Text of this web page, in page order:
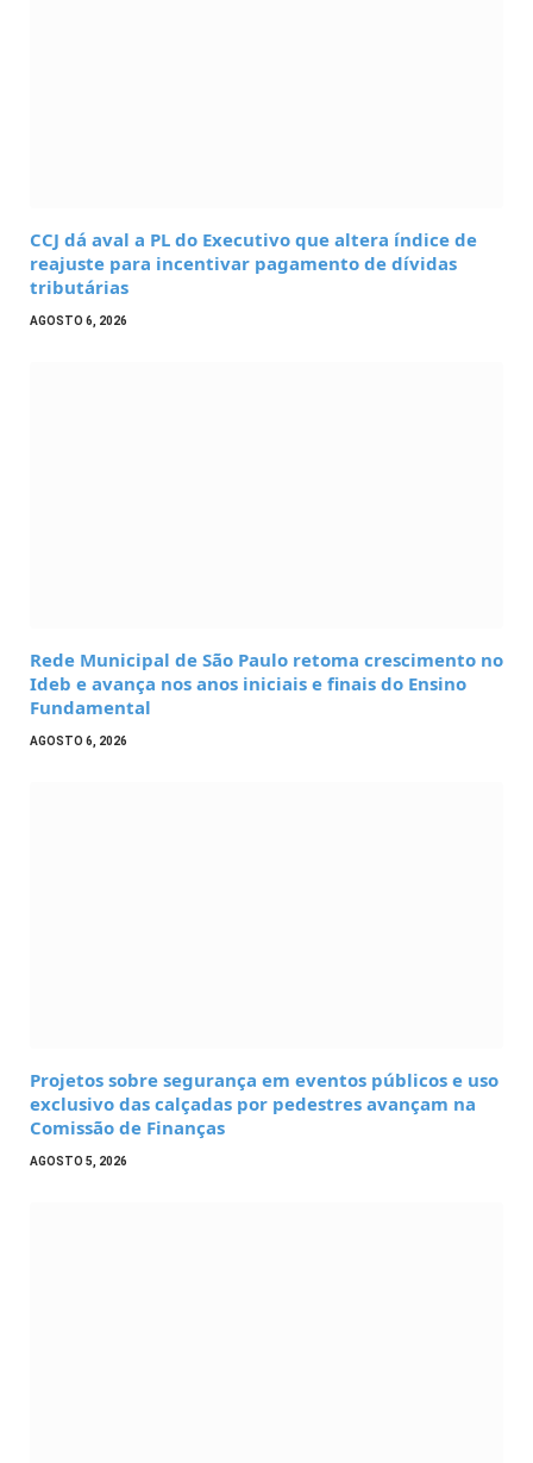
CCJ dá aval a PL do Executivo que altera índice de
reajuste para incentivar pagamento de dívidas
tributárias
AGOSTO 6, 2026
Rede Municipal de São Paulo retoma crescimento no
Ideb e avança nos anos iniciais e finais do Ensino
Fundamental
AGOSTO 6, 2026
Projetos sobre segurança em eventos públicos e uso
exclusivo das calçadas por pedestres avançam na
Comissão de Finanças
AGOSTO 5, 2026